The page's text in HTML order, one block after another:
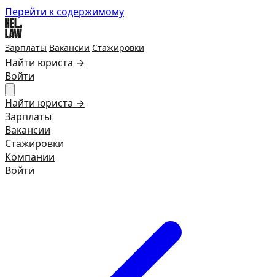
Перейти к содержимому
Зарплаты Вакансии Стажировки
Найти юриста →
Войти
Найти юриста →
Зарплаты
Вакансии
Стажировки
Компании
Войти